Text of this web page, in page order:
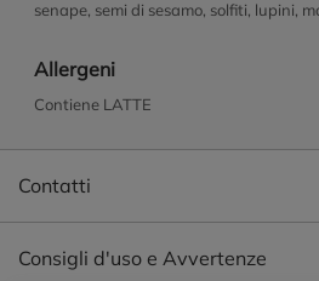
senape, semi di sesamo, solfiti, lupini,
Allergeni
Contiene LATTE
Contatti
Consigli d'uso e Avvertenze